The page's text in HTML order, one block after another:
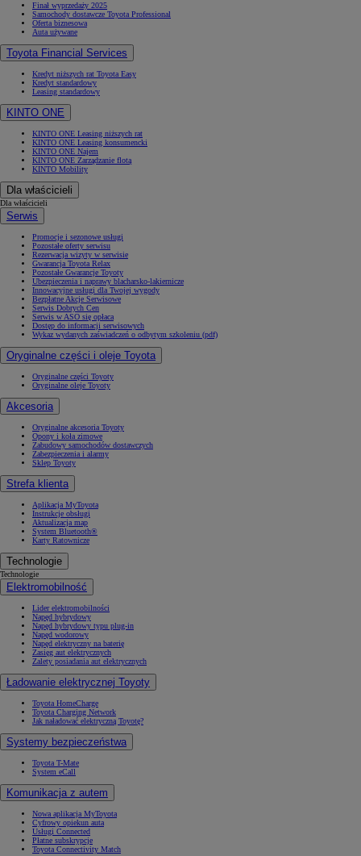
Finał wyprzedaży 2025
Samochody dostawcze Toyota Professional
Oferta biznesowa
Auta używane
Toyota Financial Services
Kredyt niższych rat Toyota Easy
Kredyt standardowy
Leasing standardowy
KINTO ONE
KINTO ONE Leasing niższych rat
KINTO ONE Leasing konsumencki
KINTO ONE Najem
KINTO ONE Zarządzanie flotą
KINTO Mobility
Dla właścicieli
Dla właścicieli
Serwis
Promocje i sezonowe usługi
Pozostałe oferty serwisu
Rezerwacja wizyty w serwisie
Gwarancja Toyota Relax
Pozostałe Gwarancje Toyoty
Ubezpieczenia i naprawy blacharsko-lakiernicze
Innowacyjne usługi dla Twojej wygody
Bezpłatne Akcje Serwisowe
Serwis Dobrych Cen
Serwis w ASO się opłaca
Dostęp do informacji serwisowych
Wykaz wydanych zaświadczeń o odbytym szkoleniu (pdf)
Oryginalne części i oleje Toyota
Oryginalne części Toyoty
Oryginalne oleje Toyoty
Akcesoria
Oryginalne akcesoria Toyoty
Opony i koła zimowe
Zabudowy samochodów dostawczych
Zabezpieczenia i alarmy
Sklep Toyoty
Strefa klienta
Aplikacja MyToyota
Instrukcje obsługi
Aktualizacja map
System Bluetooth®
Karty Ratownicze
Technologie
Technologie
Elektromobilność
Lider elektromobilności
Napęd hybrydowy
Napęd hybrydowy typu plug-in
Napęd wodorowy
Napęd elektryczny na baterię
Zasięg aut elektrycznych
Zalety posiadania aut elektrycznych
Ładowanie elektrycznej Toyoty
Toyota HomeCharge
Toyota Charging Network
Jak naładować elektryczną Toyotę?
Systemy bezpieczeństwa
Toyota T-Mate
System eCall
Komunikacja z autem
Nowa aplikacja MyToyota
Cyfrowy opiekun auta
Usługi Connected
Płatne subskrypcje
Toyota Connectivity Match